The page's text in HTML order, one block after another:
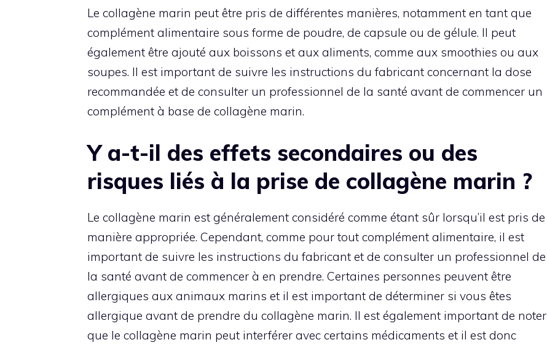
Le collagène marin peut être pris de différentes manières, notamment en tant que
complément alimentaire sous forme de poudre, de capsule ou de gélule. Il peut
également être ajouté aux boissons et aux aliments, comme aux smoothies ou aux
soupes. Il est important de suivre les instructions du fabricant concernant la dose
recommandée et de consulter un professionnel de la santé avant de commencer un
complément à base de collagène marin.
Y a-t-il des effets secondaires ou des
risques liés à la prise de collagène marin ?
Le collagène marin est généralement considéré comme étant sûr lorsqu’il est pris de
manière appropriée. Cependant, comme pour tout complément alimentaire, il est
important de suivre les instructions du fabricant et de consulter un professionnel de
la santé avant de commencer à en prendre. Certaines personnes peuvent être
allergiques aux animaux marins et il est important de déterminer si vous êtes
allergique avant de prendre du collagène marin. Il est également important de noter
que le collagène marin peut interférer avec certains médicaments et il est donc